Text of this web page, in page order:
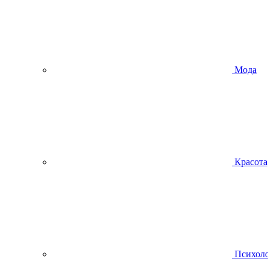
Мода
Красота